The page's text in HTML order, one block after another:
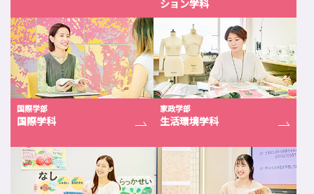
ション学科
国際学部
国際学科
家政学部
生活環境学科